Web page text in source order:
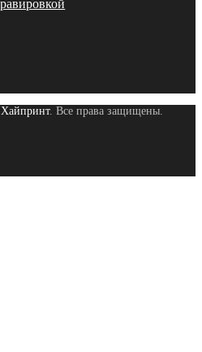
Хайпринт. Все права защищены.